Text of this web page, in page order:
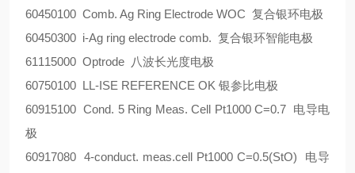
60450100 Comb. Ag Ring Electrode WOC 复合银环电极
60450300 i-Ag ring electrode comb. 复合银环智能电极
61115000 Optrode 八波长光度电极
60750100 LL-ISE REFERENCE OK 银参比电极
60915100 Cond. 5 Ring Meas. Cell Pt1000 C=0.7 电导电
极
60917080 4-conduct. meas.cell Pt1000 C=0.5(StO) 电导